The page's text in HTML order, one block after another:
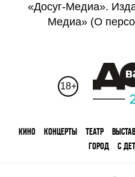
«Досуг-Медиа».
Медиа» (О
18+
КИНО КОНЦЕРТЫ ТЕАТР
ГОРОД
С